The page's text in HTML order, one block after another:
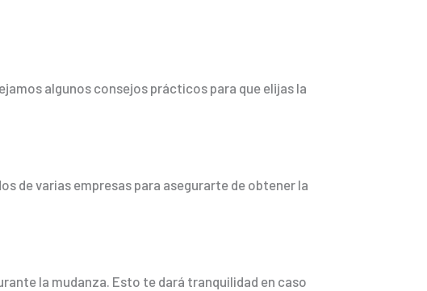
algunos consejos prácticos para que elijas la
de varias empresas para asegurarte de obtener la
la mudanza. Esto te dará tranquilidad en caso